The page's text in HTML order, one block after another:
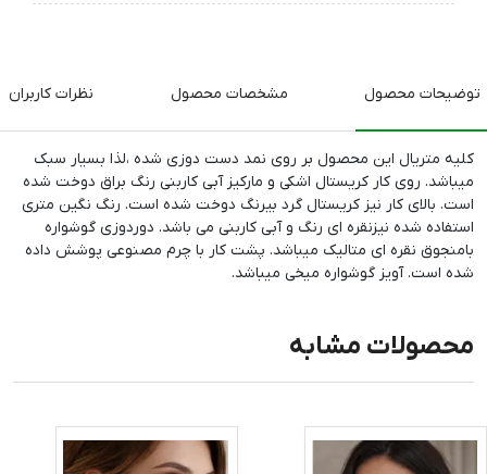
توضیحات محصول مشخصات محصول نظرات کاربران
کلیه متریال این محصول بر روی نمد دست دوزی شده ،لذا بسیار سبک
میباشد. روی کار کریستال اشکی و مارکیز آبی کاربنی رنگ براق دوخت شده
است. بالای کار نیز کریستال گرد بیرنگ دوخت شده است. رنگ نگین متری
استفاده شده نیزنقره ای رنگ و آبی کاربنی می باشد. دوردوزی گوشواره
بامنجوق نقره ای متالیک میباشد. پشت کار با چرم مصنوعی پوشش داده
شده است. آویز گوشواره میخی میباشد.
محصولات مشابه